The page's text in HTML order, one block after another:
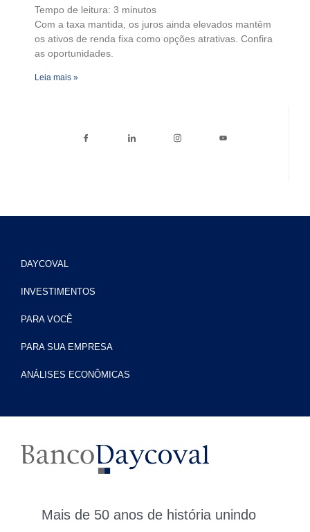
Tempo de leitura: 3 minutos
Com a taxa mantida, os juros ainda elevados mantêm
os ativos de renda fixa como opções atrativas. Confira
as oportunidades.
Leia mais »
DAYCOVAL
INVESTIMENTOS
PARA VOCÊ
PARA SUA EMPRESA
ANÁLISES ECONÔMICAS
Mais de 50 anos de história unindo